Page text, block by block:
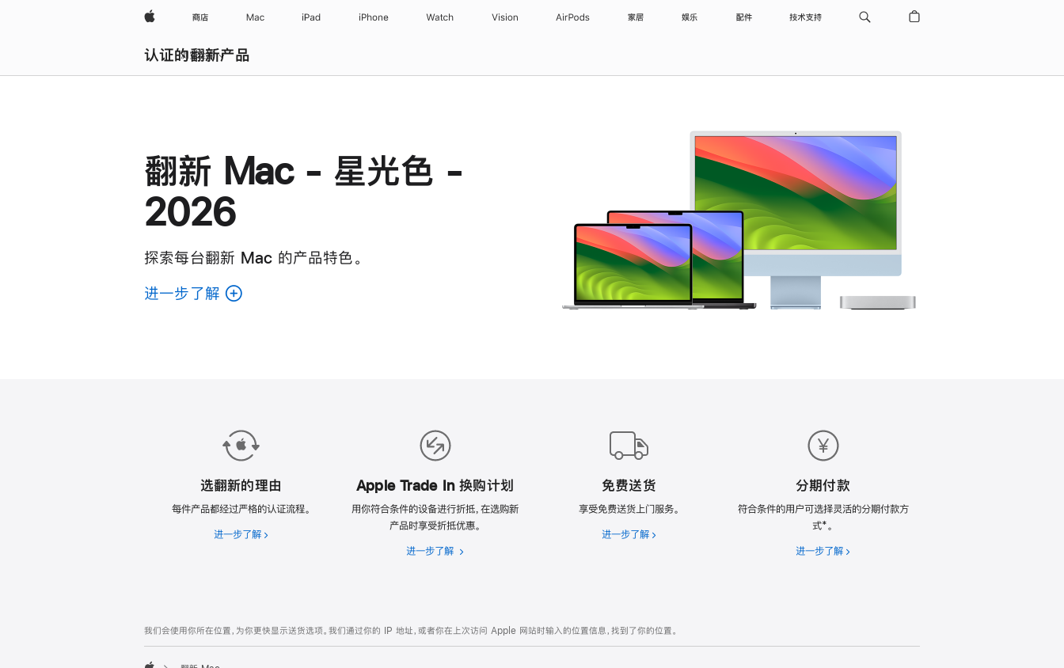
Apple 商店 Mac iPad iPhone Watch Vision AirPods 家居 娱乐 配件 技术支持
认证的翻新产品
浏览全部
翻新 Mac - 星光色 -
2026
探索每台翻新 Mac 的产品特色。
进一步了解
Mac。
选翻新的理由
每件产品都经过严格的认证流程。
进一步了解选
Apple Trade In 换购计划
用你符合条件的设备进行折抵，在选购新
产品时享受折抵优惠。
进一步了解 Apple
计
划
免费送货
享受免费送货上门服务。
进一步了解免
分期付款
符合条件的用户可选择灵活的分期付款方
式*。
进一步了解分
页
注
我们会使用你所在位置，为你更快显示送货选项。我们通过你的 IP 地址，或者你在上次访问 Apple 网站时输入的位置信息，找到了你的位置。